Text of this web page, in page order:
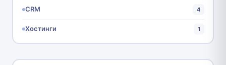
CRM 4
Хостинги 1